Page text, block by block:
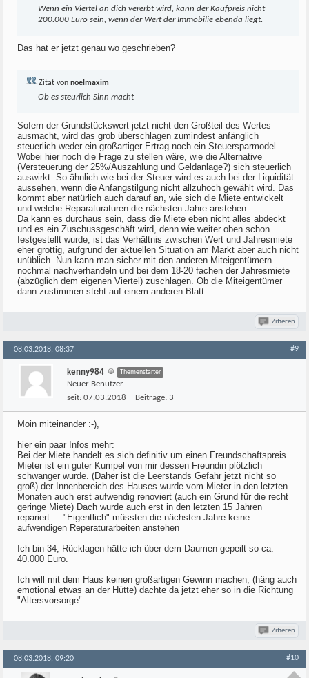
Wenn ein Viertel an dich vererbt wird, kann der Kaufpreis nicht
200.000 Euro sein, wenn der Wert der Immobilie ebenda liegt.
Das hat er jetzt genau wo geschrieben?
Zitat von noelmaxim
Ob es steurlich Sinn macht
Sofern der Grundstückswert jetzt nicht den Großteil des Wertes
ausmacht, wird das grob überschlagen zumindest anfänglich
steuerlich weder ein großartiger Ertrag noch ein Steuersparmodel.
Wobei hier noch die Frage zu stellen wäre, wie die Alternative
(Versteuerung der 25%/Auszahlung und Geldanlage?) sich steuerlich
auswirkt. So ähnlich wie bei der Steuer wird es auch bei der Liquidität
aussehen, wenn die Anfangstilgung nicht allzuhoch gewählt wird. Das
kommt aber natürlich auch darauf an, wie sich die Miete entwickelt
und welche Reparaturaturen die nächsten Jahre anstehen.
Da kann es durchaus sein, dass die Miete eben nicht alles abdeckt
und es ein Zuschussgeschäft wird, denn wie weiter oben schon
festgestellt wurde, ist das Verhältnis zwischen Wert und Jahresmiete
eher grottig, aufgrund der aktuellen Situation am Markt aber auch nicht
unüblich. Nun kann man sicher mit den anderen Miteigentümern
nochmal nachverhandeln und bei dem 18-20 fachen der Jahresmiete
(abzüglich dem eigenen Viertel) zuschlagen. Ob die Miteigentümer
dann zustimmen steht auf einem anderen Blatt.
Zitieren
08.03.2018, 08:37 #9
kenny984 Themenstarter
Neuer Benutzer
seit: 07.03.2018 Beiträge: 3
Moin miteinander :-),
hier ein paar Infos mehr:
Bei der Miete handelt es sich definitiv um einen Freundschaftspreis.
Mieter ist ein guter Kumpel von mir dessen Freundin plötzlich
schwanger wurde. (Daher ist die Leerstands Gefahr jetzt nicht so
groß) der Innenbereich des Hauses wurde vom Mieter in den letzten
Monaten auch erst aufwendig renoviert (auch ein Grund für die recht
geringe Miete) Dach wurde auch erst in den letzten 15 Jahren
repariert.... "Eigentlich" müssten die nächsten Jahre keine
aufwendigen Reperaturarbeiten anstehen
Ich bin 34, Rücklagen hätte ich über dem Daumen gepeilt so ca.
40.000 Euro.
Ich will mit dem Haus keinen großartigen Gewinn machen, (häng auch
emotional etwas an der Hütte) dachte da jetzt eher so in die Richtung
"Altersvorsorge"
Zitieren
08.03.2018, 09:20 #10